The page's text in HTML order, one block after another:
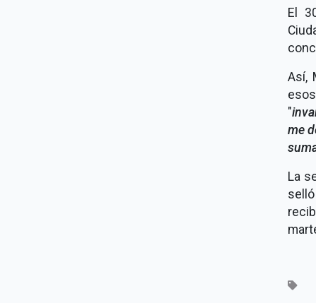
El
Así,
"
me
La